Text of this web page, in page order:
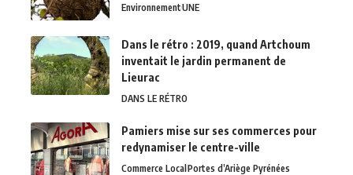
EnvironnementUNE
Dans le rétro : 2019, quand Artchoum
inventait le jardin permanent de
Lieurac
DANS LE RÉTRO
Pamiers mise sur ses commerces pour
redynamiser le centre-ville
Commerce LocalPortes d’Ariège Pyrénées